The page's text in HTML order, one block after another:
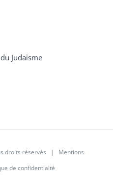
Judaïsme
droits réservés | Mentions
de confidentialté